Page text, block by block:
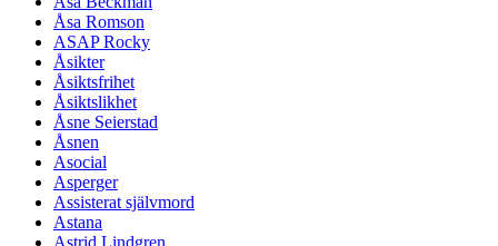
Åsa Romson
ASAP Rocky
Åsikter
Åsiktsfrihet
Åsiktslikhet
Åsne Seierstad
Åsnen
Asocial
Asperger
Assisterat självmord
Astana
Astrid Lindgren